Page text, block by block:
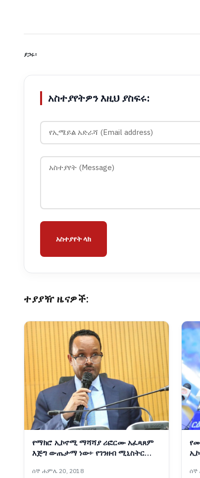
ያጋሩ፡
አስተያየትዎን እዚህ ያስፍሩ:
አስተያየት ላክ
ተያያዥ ዜናዎች:
የማክሮ ኢኮኖሚ ማሻሻያ ሪፎርሙ አፈጻጸም
እጅግ ውጤታማ ነው፦ የገንዘብ ሚኒስትር
ሰኞ ሐምሌ 20, 2018 ሰኞ